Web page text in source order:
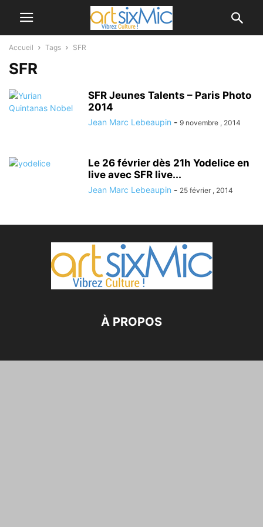
Accueil Tags SFR
SFR
SFR Jeunes Talents – Paris Photo
2014
Jean Marc Lebeaupin - 9 novembre , 2014
Le 26 février dès 21h Yodelice en
live avec SFR live...
Jean Marc Lebeaupin - 25 février , 2014
À PROPOS